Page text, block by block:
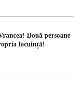
Două persoane
locuință!